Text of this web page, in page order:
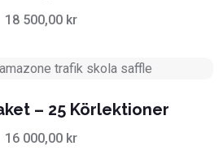
18 500,00 kr
– 25 Körlektioner
16 000,00 kr